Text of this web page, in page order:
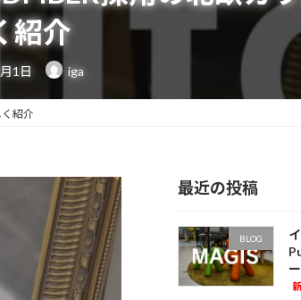
紹介
1日 iga
紹介
最近の投稿
BLOG